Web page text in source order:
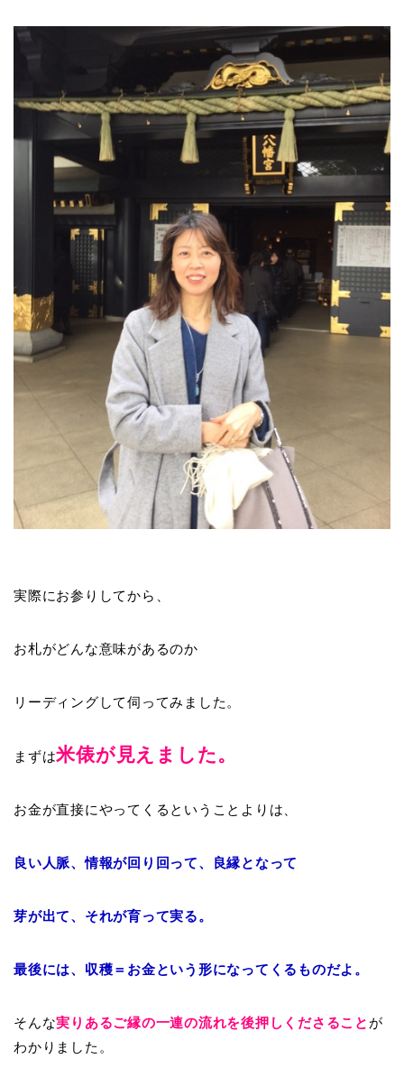
実際にお参りしてから、
お札がどんな意味があるのか
リーディングして伺ってみました。
まずは米俵が見えました。
お金が直接にやってくるということよりは、
良い人脈、情報が回り回って、良縁となって
芽が出て、それが育って実る。
最後には、収穫＝お金という形になってくるものだよ。
そんな実りあるご縁の一連の流れを後押しくださること が
わかりました。